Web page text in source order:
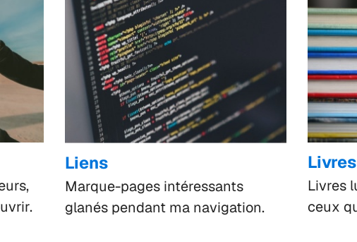
Liens
Marque-pages intéressants
glanés pendant ma navigation.
Livres
Livres
ceux